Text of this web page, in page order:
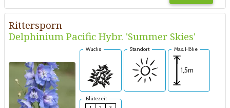
Rittersporn
Delphinium Pacific Hybr. 'Summer Skies'
Wuchs Standort Max. Höhe
1,5m
Blütezeit